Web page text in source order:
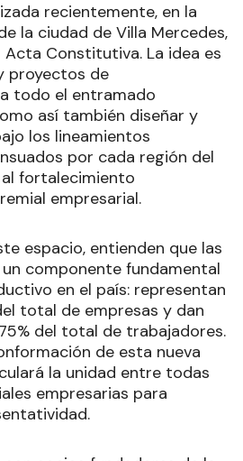
recientemente, en la
la ciudad de Villa Mercedes,
Acta Constitutiva. La idea es
proyectos de
todo el entramado
así también diseñar y
los lineamientos
por cada región del
fortalecimiento
empresarial.
espacio, entienden que las
componente fundamental
en el país: representan
total de empresas y dan
del total de trabajadores.
de esta nueva
la unidad entre todas
empresarias para